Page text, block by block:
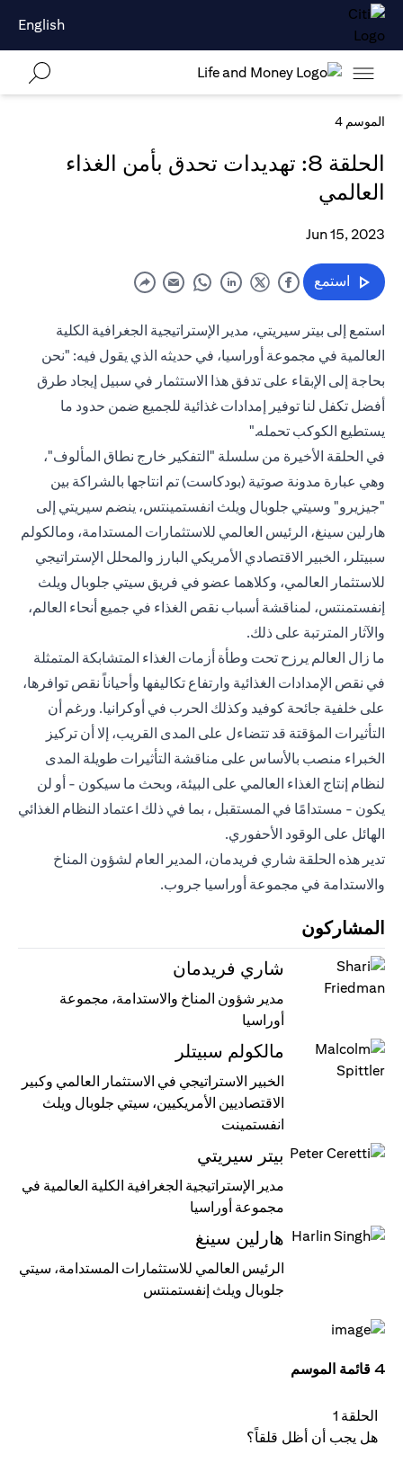
English
الموسم 4
الحلقة 8: تهديدات تحدق بأمن الغذاء
العالمي
Jun 15, 2023
استمع
استمع إلى بيتر سيريتي، مدير الإستراتيجية الجغرافية الكلية
العالمية في مجموعة أوراسيا، في حديثه الذي يقول فيه: "نحن
بحاجة إلى الإبقاء على تدفق هذا الاستثمار في سبيل إيجاد طرق
أفضل تكفل لنا توفير إمدادات غذائية للجميع ضمن حدود ما
يستطيع الكوكب تحمله."
في الحلقة الأخيرة من سلسلة "التفكير خارج نطاق المألوف"،
وهي عبارة مدونة صوتية (بودكاست) تم انتاجها بالشراكة بين
"جيزيرو" وسيتي جلوبال ويلث انفستمينتس، ينضم سيريتي إلى
هارلين سينغ، الرئيس العالمي للاستثمارات المستدامة، ومالكولم
سبيتلر، الخبير الاقتصادي الأمريكي البارز والمحلل الإستراتيجي
للاستثمار العالمي، وكلاهما عضو في فريق سيتي جلوبال ويلث
إنفستمنتس، لمناقشة أسباب نقص الغذاء في جميع أنحاء العالم،
والآثار المترتبة على ذلك.
ما زال العالم يرزح تحت وطأة أزمات الغذاء المتشابكة المتمثلة
في نقص الإمدادات الغذائية وارتفاع تكاليفها وأحياناً نقص توافرها،
على خلفية جائحة كوفيد وكذلك الحرب في أوكرانيا. ورغم أن
التأثيرات المؤقتة قد تتضاءل على المدى القريب، إلا أن تركيز
الخبراء منصب بالأساس على مناقشة التأثيرات طويلة المدى
لنظام إنتاج الغذاء العالمي على البيئة، وبحث ما سيكون - أو لن
يكون - مستدامًا في المستقبل ، بما في ذلك اعتماد النظام الغذائي
الهائل على الوقود الأحفوري.
تدير هذه الحلقة شاري فريدمان، المدير العام لشؤون المناخ
والاستدامة في مجموعة أوراسيا جروب.
المشاركون
شاري فريدمان
مدير شؤون المناخ والاستدامة، مجموعة
أوراسيا
مالكولم سبيتلر
الخبير الاستراتيجي في الاستثمار العالمي وكبير
الاقتصاديين الأمريكيين، سيتي جلوبال ويلث
انفستمينت
بيتر سيريتي
مدير الإستراتيجية الجغرافية الكلية العالمية في
مجموعة أوراسيا
هارلين سينغ
الرئيس العالمي للاستثمارات المستدامة، سيتي
جلوبال ويلث إنفستمنتس
4 قائمة الموسم
الحلقة 1
هل يجب أن أظل قلقاً؟